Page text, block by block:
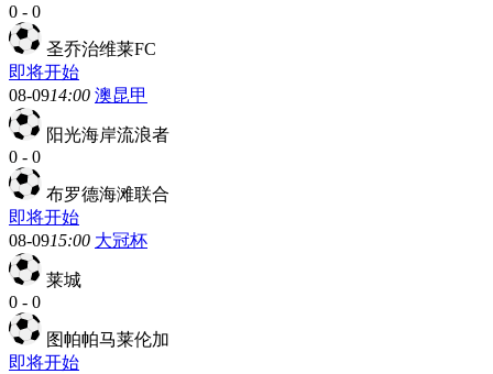
0 - 0
圣乔治维莱FC
即将开始
08-0914:00 澳昆甲
阳光海岸流浪者
0 - 0
布罗德海滩联合
即将开始
08-0915:00 大冠杯
莱城
0 - 0
图帕帕马莱伦加
即将开始